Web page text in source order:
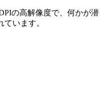
の高解像度で、何かが潜
います。